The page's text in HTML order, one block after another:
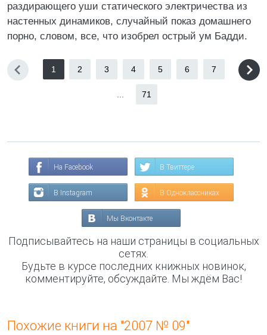
раздирающего уши статического электричества из
настенных динамиков, случайный показ домашнего
порно, словом, все, что изобрел острый ум Бадди.
1 2 3 4 5 6 7
71
На Facebook В Твиттере
В Instagram В Одноклассниках
Мы Вконтакте
Подписывайтесь на наши страницы в социальных
сетях.
Будьте в курсе последних книжных новинок,
комментируйте, обсуждайте. Мы ждём Вас!
Похожие книги на "2007 № 09"